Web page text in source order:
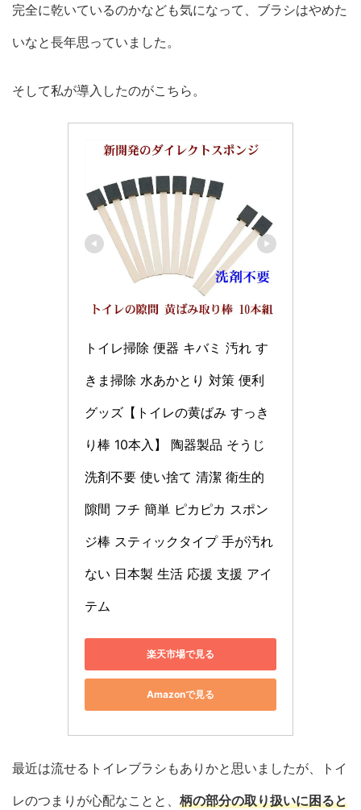
完全に乾いているのかなども気になって、ブラシはやめた
いなと長年思っていました。
そして私が導入したのがこちら。
トイレ掃除 便器 キバミ 汚れ す
きま掃除 水あかとり 対策 便利
グッズ【トイレの黄ばみ すっき
り棒 10本入】 陶器製品 そうじ
洗剤不要 使い捨て 清潔 衛生的
隙間 フチ 簡単 ピカピカ スポン
ジ棒 スティックタイプ 手が汚れ
ない 日本製 生活 応援 支援 アイ
テム
楽天市場で見る
Amazonで見る
最近は流せるトイレブラシもありかと思いましたが、トイ
レのつまりが心配なことと、 柄の部分の取り扱いに困ると